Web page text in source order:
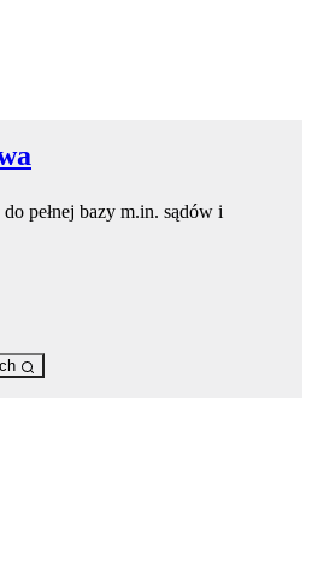
pełnej bazy m.in. sądów i